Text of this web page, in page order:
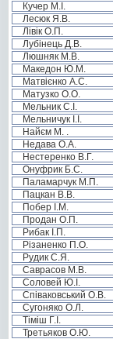
Кучер М.І.
Лесюк Я.В.
Лівік О.П.
Лубінець Д.В.
Люшняк М.В.
Македон Ю.М.
Матвієнко А.С.
Матузко О.О.
Мельник С.І.
Мельничук І.І.
Найєм М. .
Недава О.А.
Нестеренко В.Г.
Онуфрик Б.С.
Паламарчук М.П.
Пацкан В.В.
Побер І.М.
Продан О.П.
Рибак І.П.
Різаненко П.О.
Рудик С.Я.
Саврасов М.В.
Соловей Ю.І.
Співаковський О.В.
Сугоняко О.Л.
Тіміш Г.І.
Третьяков О.Ю.